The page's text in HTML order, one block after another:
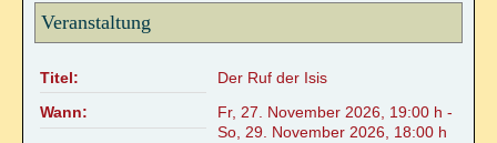
Hara meets Wombpower
Tantramassage als alternative Heilmethode?
REIKI/WELLNESS
Veranstaltung
Titel:
Der Ruf der Isis
Wann:
Fr, 27. November 2026, 19:00 h -
So, 29. November 2026, 18:00 h